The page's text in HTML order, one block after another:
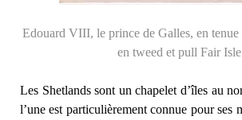
Edouard VIII, le prince de Galles, en
en tweed et pull Fair Isle
Les Shetlands sont un chapelet d’îles au
l’une est particulièrement connue pour ses